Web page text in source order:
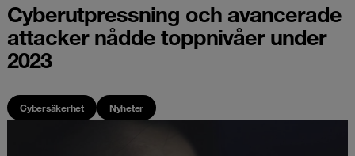
Cyberutpressning och avancerade
attacker nådde toppnivåer under
2023
Cybersäkerhet Nyheter